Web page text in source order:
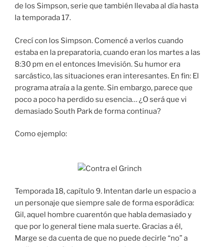
de los Simpson, serie que también llevaba al día hasta
la temporada 17.
Crecí con los Simpson. Comencé a verlos cuando
estaba en la preparatoria, cuando eran los martes a las
8:30 pm en el entonces Imevisión. Su humor era
sarcástico, las situaciones eran interesantes. En fin: El
programa atraía a la gente. Sin embargo, parece que
poco a poco ha perdido su esencia… ¿O será que vi
demasiado South Park de forma continua?
Como ejemplo:
Temporada 18, capítulo 9. Intentan darle un espacio a
un personaje que siempre sale de forma esporádica:
Gil, aquel hombre cuarentón que habla demasiado y
que por lo general tiene mala suerte. Gracias a él,
Marge se da cuenta de que no puede decirle “no” a